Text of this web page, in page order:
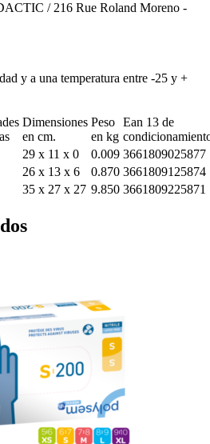
/ 216 Rue Roland Moreno -
y a una temperatura entre -25 y +
Dimensiones
en cm.
Peso
en kg
Ean 13 de
29 x 11 x 0 0.009 3661809025877
26 x 13 x 6 0.870 3661809125874
35 x 27 x 27 9.850 3661809225871